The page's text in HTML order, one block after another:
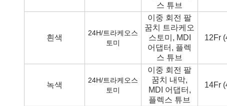
스 튜브
흰색
24H/트라케오스
토미
이중 회전 팔
꿈치 트라케오
스토미, MDI
어댑터, 플렉
스 튜브
12Fr
녹색
24H/트라케오스
토미
이중 회전 팔
꿈치 내막,
MDI 어댑터,
플렉스 튜브
14Fr